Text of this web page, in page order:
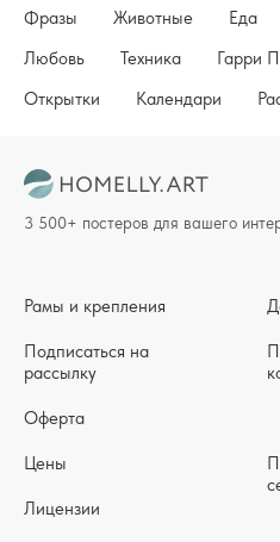
Фразы
Животные Еда
Любовь
Техника Гарри
Открытки
Календари
Рамы и крепления
Подписаться на
рассылку
Оферта
Цены
Лицензии
3 500+ постеров для вашего